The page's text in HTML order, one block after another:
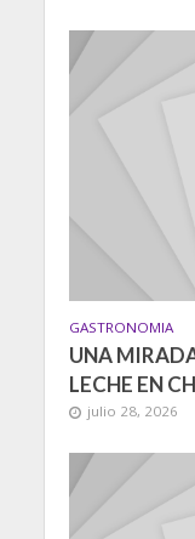
GASTRONOMIA
UNA
LECHE EN
julio 28, 2026